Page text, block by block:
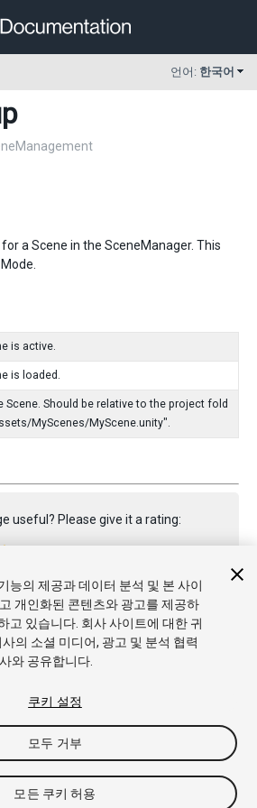
언어: 한국어
a Scene in the SceneManager. This
is active.
is loaded.
Scene. Should be relative to the project fold
MyScenes/MyScene.unity".
useful? Please give it a rating:
this page
Publication 2021.3
기술 자료
능의 제공과 데이터 분석 및 본 사이
개인화된 콘텐츠와 광고를 제공하
고 있습니다. 회사 사이트에 대한 귀
의 소셜 미디어, 광고 및 분석 협력
사와 공유합니다.
쿠키 설정
모두 거부
모든 쿠키 허용